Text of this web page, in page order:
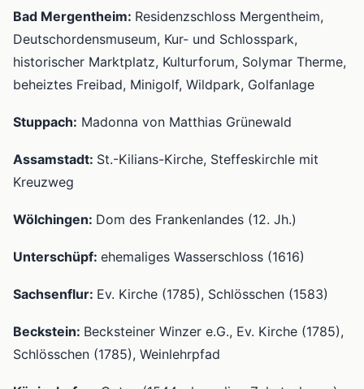
Bad Mergentheim: Residenzschloss Mergentheim,
Deutschordensmuseum, Kur- und Schlosspark,
historischer Marktplatz, Kulturforum, Solymar Therme,
beheiztes Freibad, Minigolf, Wildpark, Golfanlage
Stuppach: Madonna von Matthias Grünewald
Assamstadt: St.-Kilians-Kirche, Steffeskirchle mit
Kreuzweg
Wölchingen: Dom des Frankenlandes (12. Jh.)
Unterschüpf: ehemaliges Wasserschloss (1616)
Sachsenflur: Ev. Kirche (1785), Schlösschen (1583)
Beckstein: Becksteiner Winzer e.G., Ev. Kirche (1785),
Schlösschen (1785), Weinlehrpfad